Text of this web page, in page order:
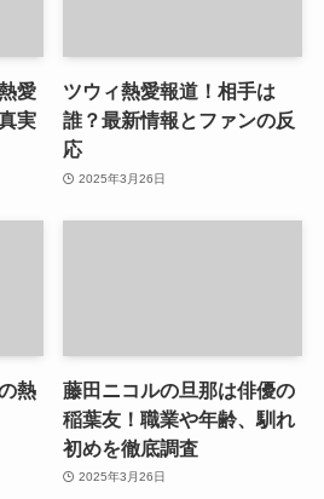
愛
実
ツウィ熱愛報道！相手は
誰？最新情報とファンの反
応
2025年3月26日
熱
藤田ニコルの旦那は俳優の
稲葉友！職業や年齢、馴れ
初めを徹底調査
2025年3月26日